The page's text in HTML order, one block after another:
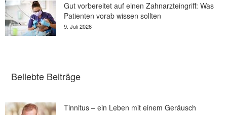
Gut vorbereitet auf einen Zahnarzteingriff: Was
Patienten vorab wissen sollten
9. Juli 2026
Beliebte Beiträge
Tinnitus – ein Leben mit einem Geräusch